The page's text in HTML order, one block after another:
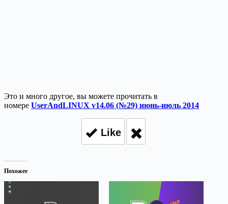
Это и много другое, вы можете прочитать в
номере UserAndLINUX v14.06 (№29) июнь-июль 2014
Like
Похожее